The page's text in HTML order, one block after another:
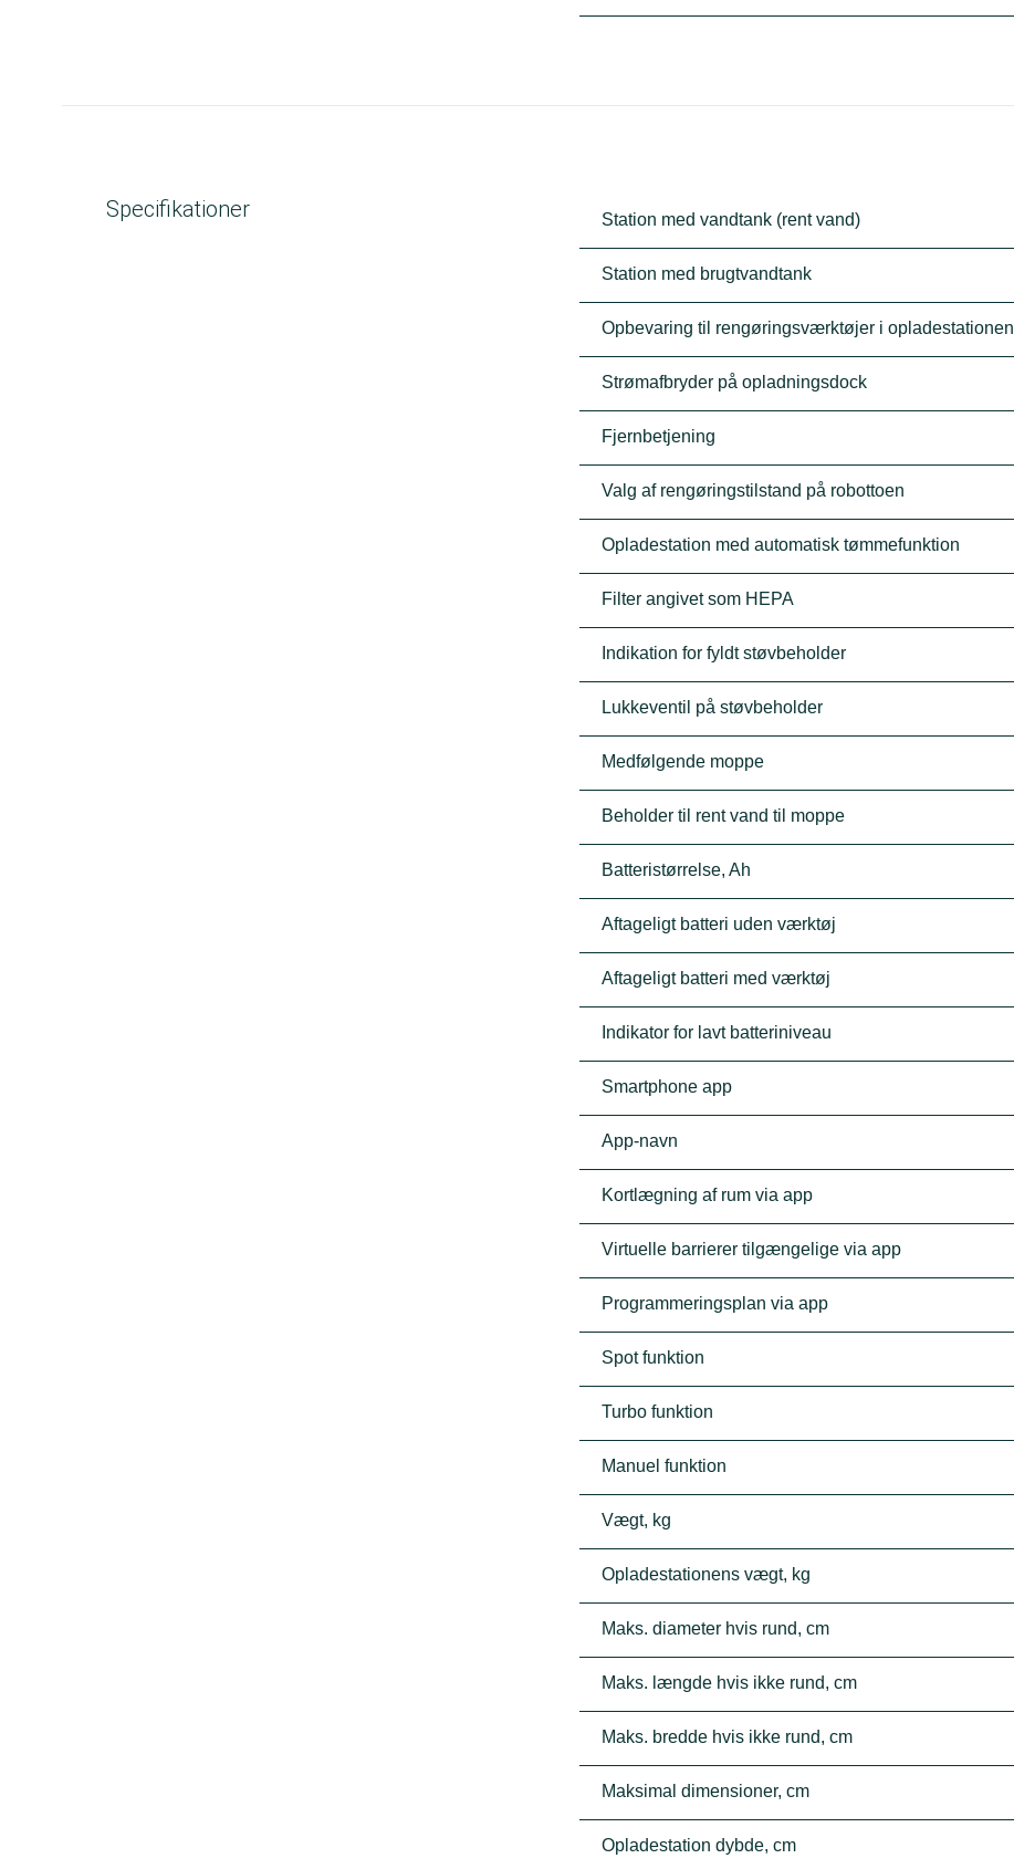
Specifikationer Station med vandtank (rent vand)
Station med brugtvandtank
Opbevaring til rengøringsværktøjer i opladestationen
Strømafbryder på opladningsdock
Fjernbetjening
Valg af rengøringstilstand på robottoen
Opladestation med automatisk tømmefunktion
Filter angivet som HEPA
Indikation for fyldt støvbeholder
Lukkeventil på støvbeholder
Medfølgende moppe
Beholder til rent vand til moppe
Batteristørrelse, Ah
Aftageligt batteri uden værktøj
Aftageligt batteri med værktøj
Indikator for lavt batteriniveau
Smartphone app
App-navn
Kortlægning af rum via app
Virtuelle barrierer tilgængelige via app
Programmeringsplan via app
Spot funktion
Turbo funktion
Manuel funktion
Vægt, kg
Opladestationens vægt, kg
Maks. diameter hvis rund, cm
Maks. længde hvis ikke rund, cm
Maks. bredde hvis ikke rund, cm
Maksimal dimensioner, cm
Opladestation dybde, cm